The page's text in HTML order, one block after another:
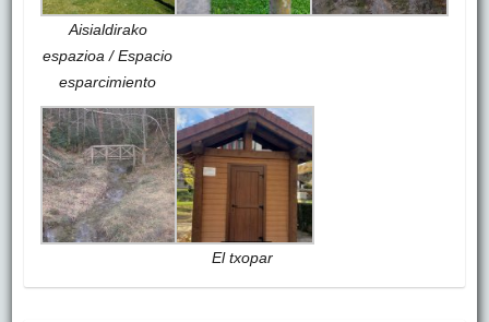
Aisialdirako
espazioa / Espacio
esparcimiento
El txopar